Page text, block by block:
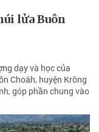
lửa Buôn
dạy và học của
Choáh, huyện Krông
góp phần chung vào